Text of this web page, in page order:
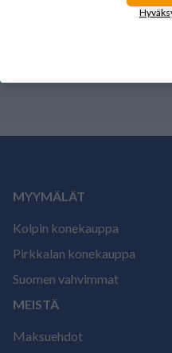
MYYMÄLÄT
Kolpin konekauppa
Pirkkalan konekauppa
Suomen vahvimmat
MEISTÄ
Maksuehdot